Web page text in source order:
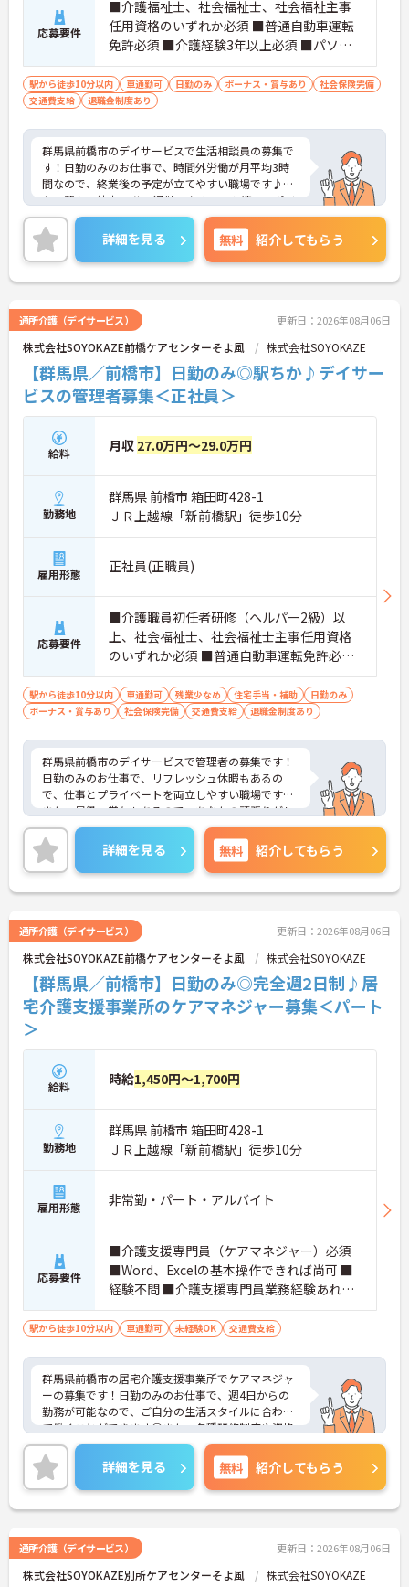
応募要件
■介護福祉士、社会福祉士、社会福祉主事
任用資格のいずれか必須 ■普通自動車運転
免許必須 ■介護経験3年以上必須 ■パソコ
ンの入力業務必須
駅から徒歩10分以内 車通勤可 日勤のみ ボーナス・賞与あり
社会保険完備
交通費支給
退職金制度あり
群馬県前橋市のデイサービスで生活相談員の募集で
す！日勤のみのお仕事で、時間外労働が月平均3時
間なので、終業後の予定が立てやすい職場です♪ま
た、駅から徒歩10分で通勤しやすいのも嬉しいポイ
ント◎ご興味のある方は、面接ポイントをお伝えし
ますので、お気軽にご連絡ください。
詳細を見る 無料 紹介してもらう
通所介護（デイサービス） 更新日：2026年08月06日
株式会社SOYOKAZE前橋ケアセンターそよ風 株式会社SOYOKAZE
【群馬県／前橋市】日勤のみ◎駅ちか♪デイサー
ビスの管理者募集＜正社員＞
給料 月収 27.0万円～29.0万円
勤務地
群馬県 前橋市 箱田町428-1
ＪＲ上越線「新前橋駅」徒歩10分
雇用形態 正社員(正職員)
応募要件
■介護職員初任者研修（ヘルパー2級）以
上、社会福祉士、社会福祉士主事任用資格
のいずれか必須 ■普通自動車運転免許必須
■生活相談員経験1年以上必須 ■パソコンで
書類作成できれば尚可
駅から徒歩10分以内 車通勤可 残業少なめ 住宅手当・補助
日勤のみ
ボーナス・賞与あり
社会保険完備 交通費支給 退職金制度あり
群馬県前橋市のデイサービスで管理者の募集です！
日勤のみのお仕事で、リフレッシュ休暇もあるの
で、仕事とプライベートを両立しやすい職場です♪
また、昇級・賞与もあるので、あなたの頑張りがし
っかり評価される職場です◎ご興味のある方は、面
接ポイントをお伝えしますので、お気軽にご連絡く
ださい。
詳細を見る 無料 紹介してもらう
通所介護（デイサービス） 更新日：2026年08月06日
株式会社SOYOKAZE前橋ケアセンターそよ風 株式会社SOYOKAZE
【群馬県／前橋市】日勤のみ◎完全週2日制♪居
宅介護支援事業所のケアマネジャー募集＜パート
＞
給料 時給1,450円～1,700円
勤務地
群馬県 前橋市 箱田町428-1
ＪＲ上越線「新前橋駅」徒歩10分
雇用形態 非常勤・パート・アルバイト
応募要件
■介護支援専門員（ケアマネジャー）必須
■Word、Excelの基本操作できれば尚可 ■
経験不問 ■介護支援専門員業務経験あれば
尚可
駅から徒歩10分以内 車通勤可 未経験OK 交通費支給
群馬県前橋市の居宅介護支援事業所でケアマネジャ
ーの募集です！日勤のみのお仕事で、週4日からの
勤務が可能なので、ご自分の生活スタイルに合わせ
て働くことができます◎また、各種研修制度や資格
取得研修等の助成金制度があるので、働きながらス
キルアップも目指せます♪ご興味のある方は、面接
ポイントをお伝えしますので、お気軽にご連絡くだ
さい。
詳細を見る 無料 紹介してもらう
通所介護（デイサービス） 更新日：2026年08月06日
株式会社SOYOKAZE別所ケアセンターそよ風 株式会社SOYOKAZE